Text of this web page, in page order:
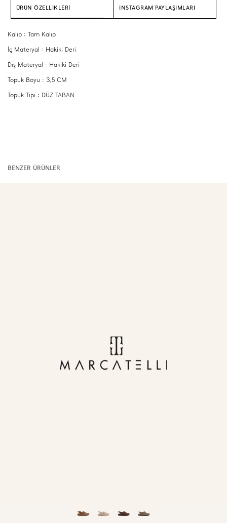
ÜRÜN ÖZELLİKLERİ INSTAGRAM PAYLAŞIMLARI
Kalıp : Tam Kalıp
İç Materyal : Hakiki Deri
Dış Materyal : Hakiki Deri
Topuk Boyu : 3,5 CM
Topuk Tipi : DÜZ TABAN
BENZER ÜRÜNLER